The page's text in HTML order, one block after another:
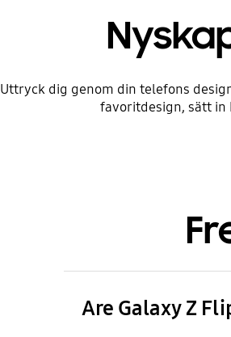
Uttryck dig genom din telefons
favoritdesign, sätt in
Are Galaxy Z